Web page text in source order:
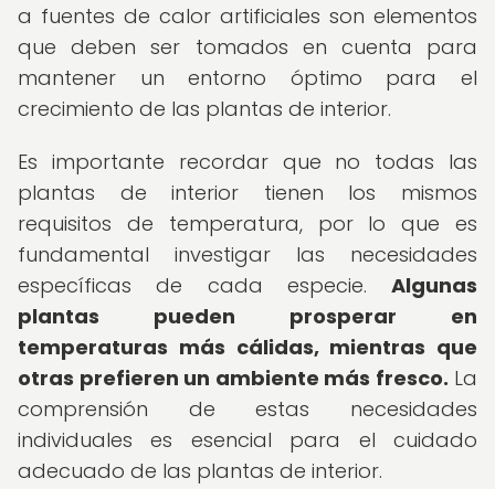
a fuentes de calor artificiales son elementos
que deben ser tomados en cuenta para
mantener un entorno óptimo para el
crecimiento de las plantas de interior.
Es importante recordar que no todas las
plantas de interior tienen los mismos
requisitos de temperatura, por lo que es
fundamental investigar las necesidades
específicas de cada especie. Algunas
plantas pueden prosperar en
temperaturas más cálidas, mientras que
otras prefieren un ambiente más fresco. La
comprensión de estas necesidades
individuales es esencial para el cuidado
adecuado de las plantas de interior.